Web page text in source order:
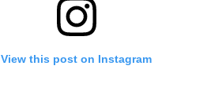
View this post on Instagram